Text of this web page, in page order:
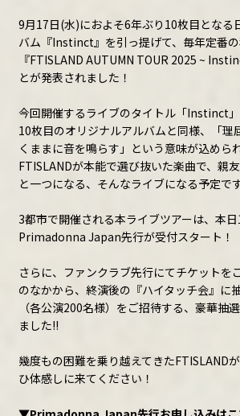
MOVIE
DIGITAL
CONTENTS
JOIN
LOGIN
9月17日(水)におよそ6年ぶり10枚目となる
バム『Instinct』を引っ提げて、毎年定番
『FTISLAND AUTUMN TOUR 2025 ~
とが発表されました！
今回開催するライブのタイトル「Instinct
10枚目のオリジナルアルバムと同様、「理
くままに音を鳴らす」という意味が込めら
FTISLANDが本能で選び抜いた楽曲で、親
と一つになる、そんなライブになる予定で
3都市で開催される本ライブツアーは、本日
Primadonna Japan先行が受付スタート！
さらに、ファンクラブ先行にてチケットを
のなかから、終演後の『ハイタッチ会』に
（各公演200名様）をご招待する、豪華抽
ました!!
幾度もの困難を乗り越えてきたFTISLAND
ひ体感しに来てください！